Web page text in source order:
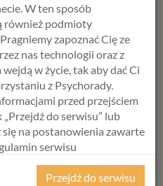
choroba, którą można
działanie, tym
– bliska osoba może
z innej perspektywy i wesprzeć
pomocy.
– psychoterapia to
swoich emocji i
trudnościami.
W ten sposób
również podmioty
zapoznać Cię ze
nas technologii oraz z
w życie, tak aby dać Ci
z Psychorady.
przed przejściem
do serwisu” lub
na postanowienia zawarte
serwisu
Przejdź do serwisu